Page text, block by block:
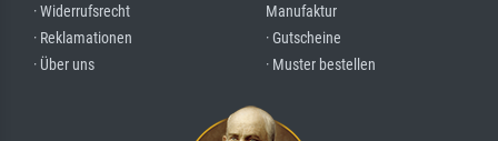
· Widerrufsrecht
· Reklamationen
· Über uns
Manufaktur
· Gutscheine
· Muster bestellen